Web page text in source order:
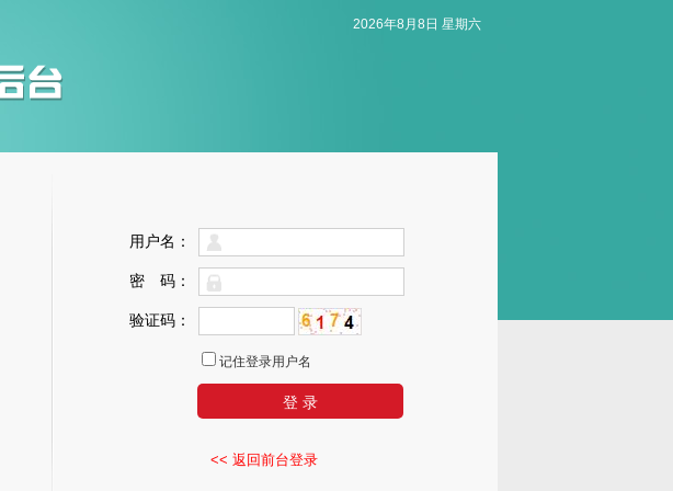
2026年8月8日 星期六
用户名：
密 码：
验证码：
记住登录用户名
<< 返回前台登录